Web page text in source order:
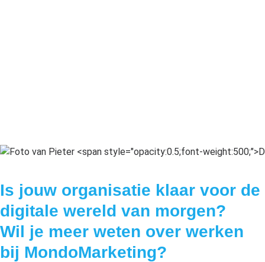
Is jouw organisatie klaar voor de
digitale wereld van morgen?
Wil je meer weten over werken
bij MondoMarketing?